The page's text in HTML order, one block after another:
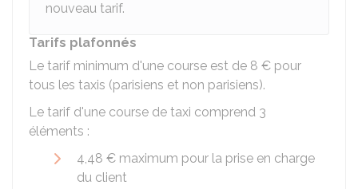
nouveau tarif.
Tarifs plafonnés
Le tarif minimum d'une course est de 8 € pour
tous les taxis (parisiens et non parisiens).
Le tarif d'une course de taxi comprend 3
éléments :
4,48 € maximum pour la prise en charge
du client